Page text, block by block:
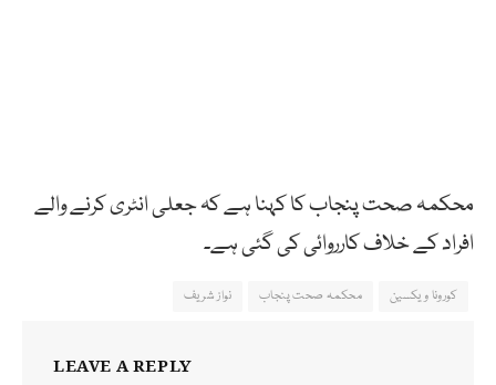
محکمہ صحت پنجاب کا کہنا ہے کہ جعلی انٹری کرنے والے
افراد کے خلاف کارروائی کی گئی ہے۔
کورونا ویکسین محکمہ صحت پنجاب نواز شریف
LEAVE A REPLY